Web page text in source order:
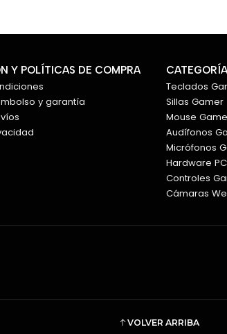
Y POLÍTICAS DE COMPRA
y garantía
Teclados
Sillas Gamer
Mouse
Audífonos
Micrófonos
Hardware PC
Controles
Cámaras
VOLVER ARRIBA